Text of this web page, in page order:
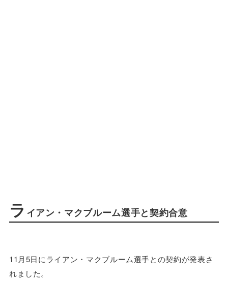
ラ イアン・マクブルーム選手と契約合意
11月5日にライアン・マクブルーム選手との契約が発表さ
れました。